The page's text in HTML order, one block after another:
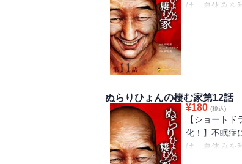
は、夏休みを
と、居るは
ぬらりひょんの棲む家第12話
¥180 (税込)
【ショート
化！】不眠症
は、夏休みを
と、居るは